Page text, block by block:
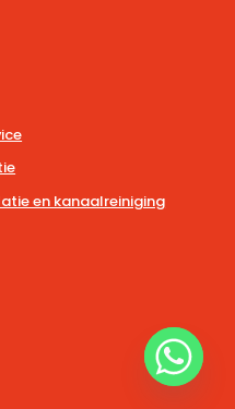
en kanaalreiniging